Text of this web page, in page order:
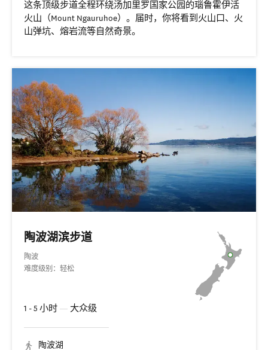
这条顶级步道全程环绕汤加里罗国家公园的瑙鲁霍伊活
火山（Mount Ngauruhoe）。届时，你将看到火山口、火
山弹坑、熔岩流等自然奇景。
陶波湖滨步道
陶波
难度级别：轻松
1 - 5 小时 — 大众级
陶波湖